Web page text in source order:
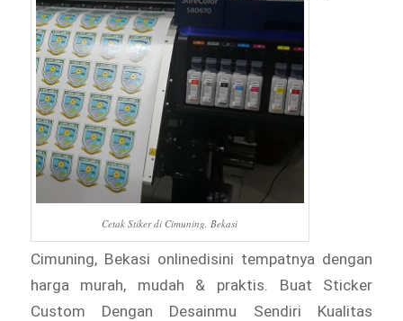
Cetak Stiker di Cimuning, Bekasi
Cimuning, Bekasi onlinedisini tempatnya dengan
harga murah, mudah & praktis. Buat Sticker
Custom Dengan Desainmu Sendiri Kualitas